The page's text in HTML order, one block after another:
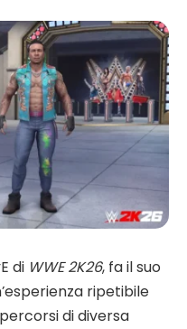
di WWE 2K26, fa il suo
ripetibile
di diversa